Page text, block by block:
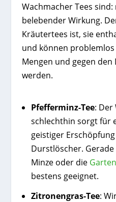
Wachmacher Tees
belebender Wirkung.
Kräutertees ist, sie
und können
Mengen und gegen
werden.
Pfefferminz-Tee: Der
schlechthin sorgt für
geistiger
Durstlöscher.
Minze oder die
bestens geeignet.
Zitronengras-Tee: